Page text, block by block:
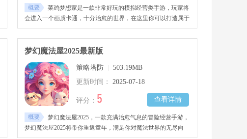
概要
菜鸡梦想家是一款非常好玩的模拟经营类手游，玩家将
会进入一个画质卡通，十分治愈的世界，在这里你可以打造属于
自己的家园，游戏玩法有趣，你能够自由发挥创意，并且还有许
多NPC陪伴着你。
梦幻魔法屋2025最新版
策略塔防
503.19MB
更新时间：
2025-07-18
查看详情
评分： 5
概要
梦幻魔法屋2025，一款充满治愈气息的冒险经营手游，
梦幻魔法屋2025将带你重返童年，满足你对魔法世界的无尽向